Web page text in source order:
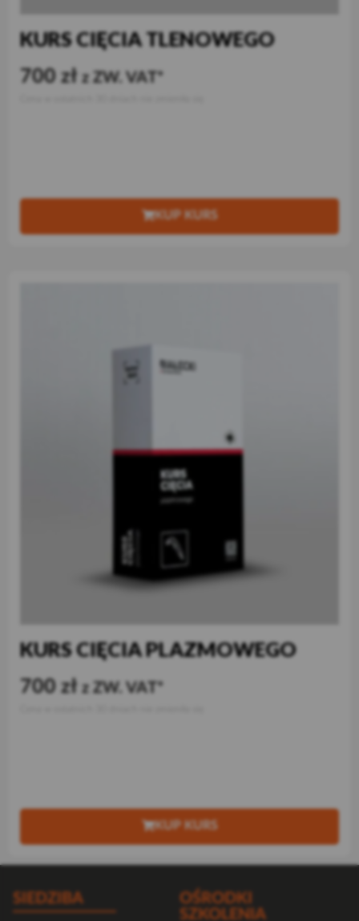
KURS CIĘCIA TLENOWEGO
700 zł z ZW. VAT
KUP KURS
KURS CIĘCIA PLAZMOWEGO
700 zł z ZW. VAT
KUP KURS
SIEDZIBA
OŚRODKI
SZKOLENIA